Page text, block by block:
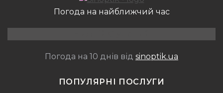
Погода на найближчий час
Погода на 10 днів від sinoptik.ua
ПОПУЛЯРНІ ПОСЛУГИ